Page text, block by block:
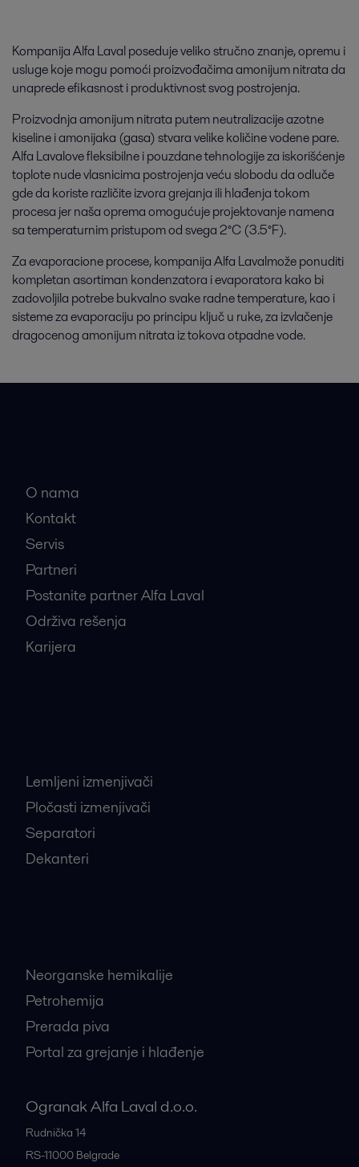
Kompanija Alfa Laval poseduje veliko stručno znanje, opremu i
usluge koje mogu pomoći proizvođačima amonijum nitrata da
unaprede efikasnost i produktivnost svog postrojenja.
Proizvodnja amonijum nitrata putem neutralizacije azotne
kiseline i amonijaka (gasa) stvara velike količine vodene pare.
Alfa Lavalove fleksibilne i pouzdane tehnologije za iskorišćenje
toplote nude vlasnicima postrojenja veću slobodu da odluče
gde da koriste različite izvora grejanja ili hlađenja tokom
procesa jer naša oprema omogućuje projektovanje namena
sa temperaturnim pristupom od svega 2°C (3.5°F).
Za evaporacione procese, kompanija Alfa Lavalmože ponuditi
kompletan asortiman kondenzatora i evaporatora kako bi
zadovoljila potrebe bukvalno svake radne temperature, kao i
sisteme za evaporaciju po principu ključ u ruke, za izvlačenje
dragocenog amonijum nitrata iz tokova otpadne vode.
O nama
Kontakt
Servis
Partneri
Postanite partner Alfa Laval
Održiva rešenja
Karijera
Lemljeni izmenjivači
Pločasti izmenjivači
Separatori
Dekanteri
Neorganske hemikalije
Petrohemija
Prerada piva
Portal za grejanje i hlađenje
Ogranak Alfa Laval d.o.o.
Rudnička 14
RS-11000 Belgrade